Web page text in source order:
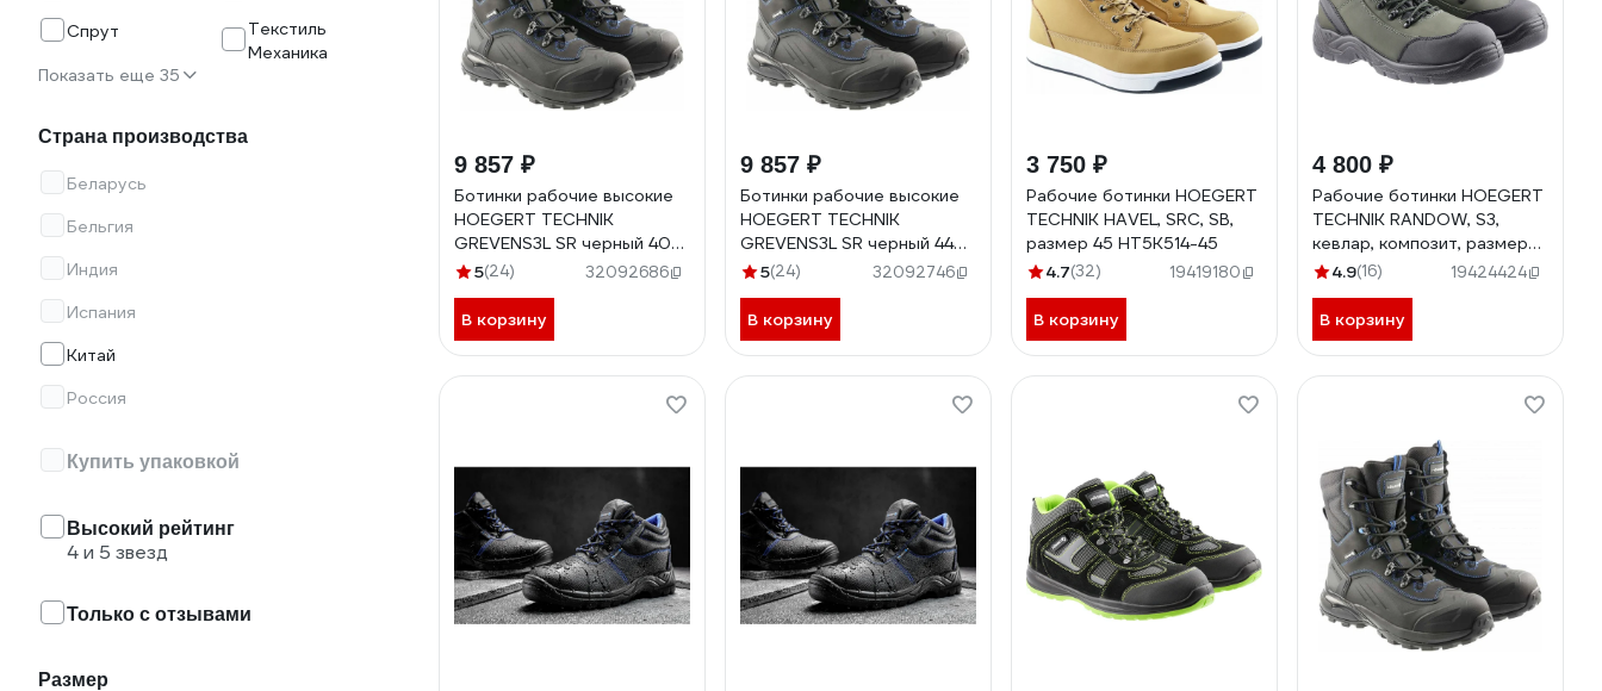
Спрут
Текстиль
Механика
Показать еще 35
Страна производства
Беларусь
Бельгия
Индия
Испания
Китай
Россия
Купить упаковкой
Высокий рейтинг
4 и 5 звезд
Только с отзывами
Размер
9 857 ₽
Ботинки рабочие высокие
HOEGERT TECHNIK
GREVENS3L SR черный 40
HT5K592-40
5(24) 32092686
В корзину
9 857 ₽
Ботинки рабочие высокие
HOEGERT TECHNIK
GREVENS3L SR черный 44
HT5K592-44
5(24) 32092746
В корзину
3 750 ₽
Рабочие ботинки HOEGERT
TECHNIK HAVEL, SRC, SB,
размер 45 HT5K514-45
4.7(32) 19419180
В корзину
4 800 ₽
Рабочие ботинки HOEGERT
TECHNIK RANDOW, S3,
кевлар, композит, размер
45 HT5K562-45
4.9(16) 19424424
В корзину